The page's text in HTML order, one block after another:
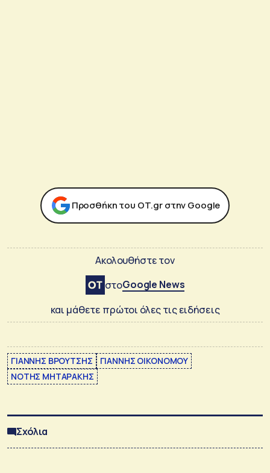
Προσθήκη του ΟΤ.gr στην Google
Ακολουθήστε τον
στοGoogle News
και μάθετε πρώτοι όλες τις ειδήσεις
ΓΙΑΝΝΗΣ ΒΡΟΥΤΣΗΣ
ΓΙΑΝΝΗΣ ΟΙΚΟΝΟΜΟΥ
ΝΟΤΗΣ ΜΗΤΑΡΑΚΗΣ
Σχόλια